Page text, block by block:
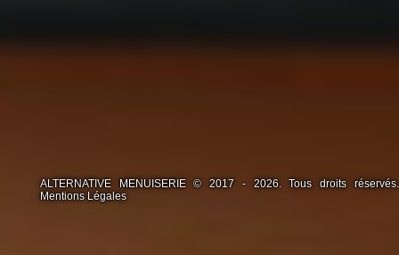
ALTERNATIVE MENUISERIE © 2017 - 2026. Tous droits réservés.
Mentions Légales